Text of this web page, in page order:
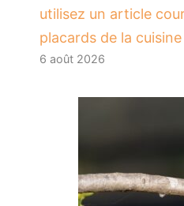
utilisez un article
placards de la cuisine
6 août 2026